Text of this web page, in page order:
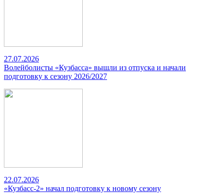
27.07.2026
Волейболисты «Кузбасса» вышли из отпуска и начали
подготовку к сезону 2026/2027
22.07.2026
«Кузбасс-2» начал подготовку к новому сезону